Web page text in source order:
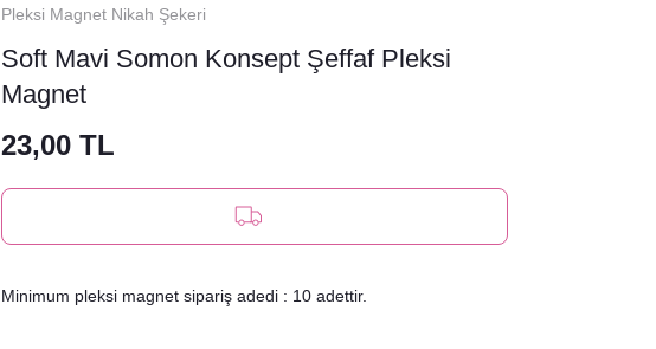
Pleksi Magnet Nikah Şekeri
Soft Mavi Somon Konsept Şeffaf Pleksi
Magnet
23,00 TL
Minimum pleksi magnet sipariş adedi : 10 adettir.